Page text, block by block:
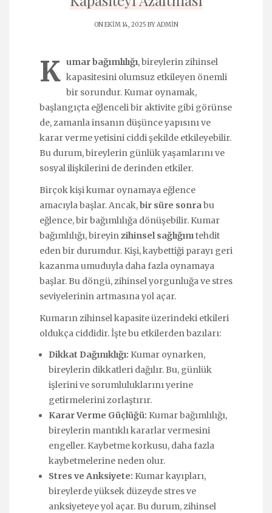
ON EKIM 14, 2025 BYADMIN
K umar bağımlılığı, bireylerin zihinsel
kapasitesini olumsuz etkileyen önemli
bir sorundur. Kumar oynamak,
başlangıçta eğlenceli bir aktivite gibi görünse
de, zamanla insanın düşünce yapısını ve
karar verme yetisini ciddi şekilde etkileyebilir.
Bu durum, bireylerin günlük yaşamlarını ve
sosyal ilişkilerini de derinden etkiler.
Birçok kişi kumar oynamaya eğlence
amacıyla başlar. Ancak,bir süre sonrabu
eğlence, bir bağımlılığa dönüşebilir. Kumar
bağımlılığı, bireyinzihinsel sağlığınıtehdit
eden bir durumdur. Kişi, kaybettiği parayı geri
kazanma umuduyla daha fazla oynamaya
başlar. Bu döngü, zihinsel yorgunluğa ve stres
seviyelerinin artmasına yol açar.
Kumarın zihinsel kapasite üzerindeki etkileri
oldukça ciddidir. İşte bu etkilerden bazıları:
Dikkat Dağınıklığı: Kumar oynarken,
bireylerin dikkatleri dağılır. Bu, günlük
işlerini ve sorumluluklarını yerine
getirmelerini zorlaştırır.
Karar Verme Güçlüğü: Kumar bağımlılığı,
bireylerin mantıklı kararlar vermesini
engeller. Kaybetme korkusu, daha fazla
kaybetmelerine neden olur.
Stres ve Anksiyete: Kumar kayıpları,
bireylerde yüksek düzeyde stres ve
anksiyeteye yol açar. Bu durum, zihinsel